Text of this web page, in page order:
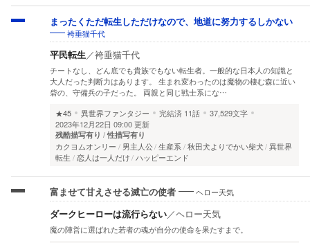
まったくただ転生しただけなので、地道に努力するしかない
袴垂猫千代
平民転生／袴垂猫千代
チートなし、どん底でも貴族でもない転生者。一般的な日本人の知識と
大人だった判断力はあります。 生まれ変わったのは魔物の棲む森に近い
砦の、守備兵の子だった。 両親と同じ戦士系にな…
★45
異世界ファンタジー 完結済 11話
37,529文字
2023年12月22日 09:00 更新
残酷描写有り 性描写有り
カクヨムオンリー 男主人公 生産系 秋田犬よりでかい柴犬 異世界
転生
恋人は一人だけ ハッピーエンド
富ませて甘えさせる滅亡の使者 ヘロー天気
ダークヒーローは流行らない／ヘロー天気
魔の陣営に選ばれた若者の魂が自分の使命を果たすまで。